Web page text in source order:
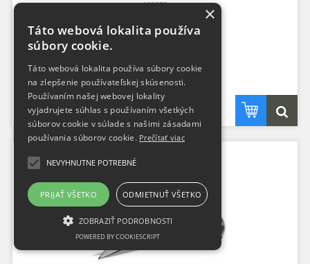
188970
skladom
12,48 €s DPH
×
Táto webová lokalita používa
súbory cookie.
Táto webová lokalita používa súbory cookie
na zlepšenie používateľskej skúsenosti.
Používaním našej webovej lokality
vyjadrujete súhlas s používaním všetkých
súborov cookie v súlade s našimi zásadami
používania súborov cookie. Prečítať viac
NEVYHNUTNE POTREBNÉ
PRIJAŤ VŠETKO ODMIETNUŤ VŠETKO
ZOBRAZIŤ PODROBNOSTI
POWERED BY COOKIESCRIPT